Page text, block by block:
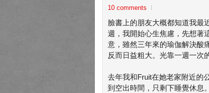
10 comments
臉書上的朋友大概都知道我最
週，我開始心生焦慮，先想著
意，雖然三年來的瑜伽解決酸
反而日益粗大。光靠一週一次
去年我和Fruit在她老家附近的
到空出時間，只剩下睡覺休息